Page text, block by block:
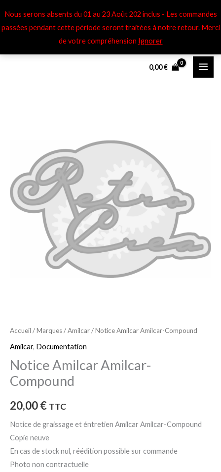
Nous serons absents du 01 au 23 Août 202 inclus - Les commandes
passées pendant cette période seront traitées à notre retour​. Merci
de votre compréhension Ignorer
au
contenu
0,00€
Accueil /Marques/Amilcar/ Notice Amilcar Amilcar-Compound
Amilcar, Documentation
Notice Amilcar Amilcar-
Compound
20,00€ TTC
Notice de graissage et éntretien Amilcar Amilcar-Compound
Copie neuve
En cas de stock nul, réédition possible sur commande
Photo non contractuelle
Amilcar-
Compound